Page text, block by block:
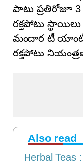
పాటు ప్రతిరోజూ
రక్తపోటు
మందార టీ
రక్తపోటు
Also read
Herbal